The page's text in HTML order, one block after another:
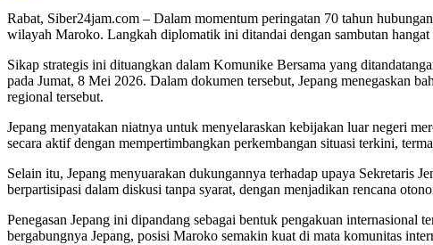
Rabat, Siber24jam.com – Dalam momentum peringatan 70 tahun
wilayah Maroko. Langkah diplomatik ini ditandai dengan sambutan
Sikap strategis ini dituangkan dalam Komunike Bersama yang
pada Jumat, 8 Mei 2026. Dalam dokumen tersebut, Jepang menegaskan
regional tersebut.
Jepang menyatakan niatnya untuk menyelaraskan kebijakan luar negeri
secara aktif dengan mempertimbangkan perkembangan situasi terkini,
Selain itu, Jepang menyuarakan dukungannya terhadap upaya Sekretaris
berpartisipasi dalam diskusi tanpa syarat, dengan menjadikan rencana
Penegasan Jepang ini dipandang sebagai bentuk pengakuan
bergabungnya Jepang, posisi Maroko semakin kuat di mata komunitas